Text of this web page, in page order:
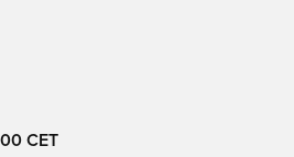
CET